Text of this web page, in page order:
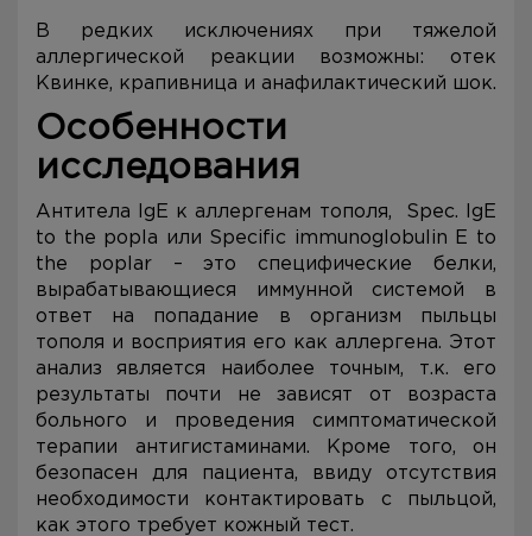
В редких исключениях при тяжелой
аллергической реакции возможны: отек
Квинке, крапивница и анафилактический шок.
Особенности
исследования
Антитела IgE к аллергенам тополя, Spec. IgE
to the popla или Specific immunoglobulin E to
the poplar – это специфические белки,
вырабатывающиеся иммунной системой в
ответ на попадание в организм пыльцы
тополя и восприятия его как аллергена. Этот
анализ является наиболее точным, т.к. его
результаты почти не зависят от возраста
больного и проведения симптоматической
терапии антигистаминами. Кроме того, он
безопасен для пациента, ввиду отсутствия
необходимости контактировать с пыльцой,
как этого требует кожный тест.